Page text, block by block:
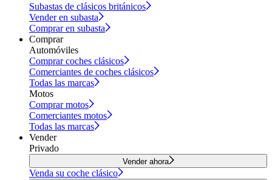
Subastas de clásicos británicos
Vender en subasta
Comprar en subasta
Comprar
Automóviles
Comprar coches clásicos
Comerciantes de coches clásicos
Todas las marcas
Motos
Comprar motos
Comerciantes motos
Todas las marcas
Vender
Privado
Vender ahora
Venda su coche clásico